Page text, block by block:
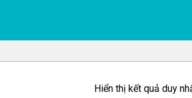
Hiển thị kết quả duy